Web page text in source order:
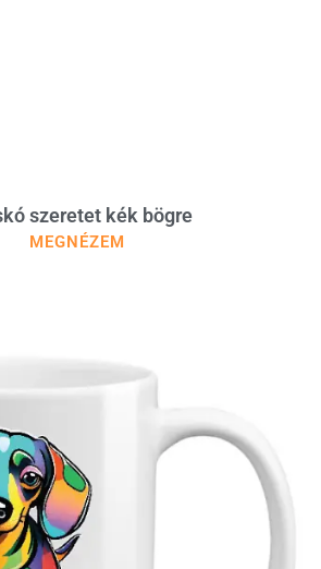
szeretet kék bögre
MEGNÉZEM